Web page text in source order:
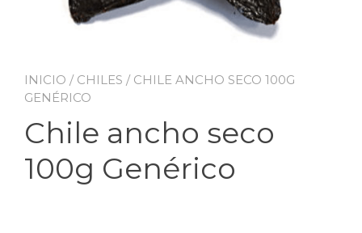
INICIO / CHILES / CHILE ANCHO SECO 100G
GENÉRICO
Chile ancho seco
100g Genérico